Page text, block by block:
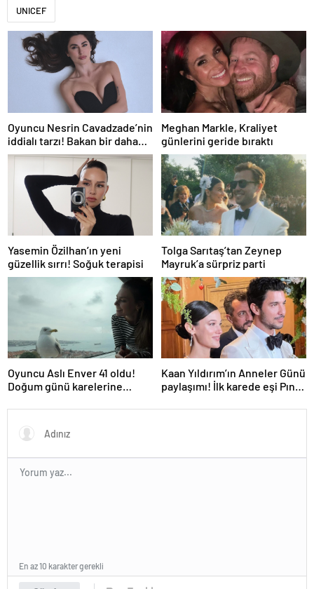
UNICEF
Oyuncu Nesrin Cavadzade’nin
iddialı tarzı! Bakan bir daha
baktı
Meghan Markle, Kraliyet
günlerini geride bıraktı
Yasemin Özilhan’ın yeni
güzellik sırrı! Soğuk terapisi
Tolga Sarıtaş’tan Zeynep
Mayruk’a sürpriz parti
Oyuncu Aslı Enver 41 oldu!
Doğum günü karelerine
Kaan Yıldırım’ın Anneler Günü
paylaşımı! İlk karede eşi Pınar
En az 10 karakter gerekli